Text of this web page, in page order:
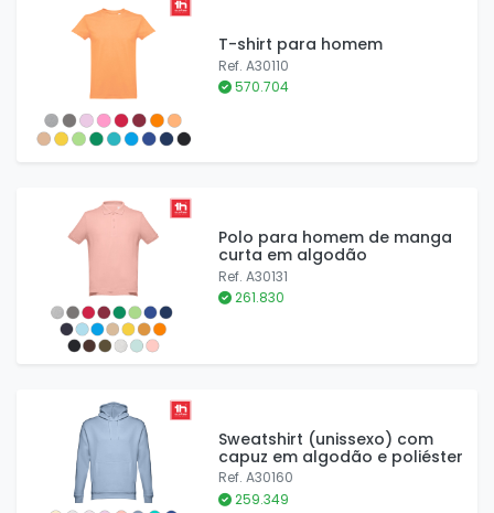
T-shirt para homem
Ref. A30110
570.704
Polo para homem de manga
curta em algodão
Ref. A30131
261.830
Sweatshirt (unissexo) com
capuz em algodão e poliéster
Ref. A30160
259.349